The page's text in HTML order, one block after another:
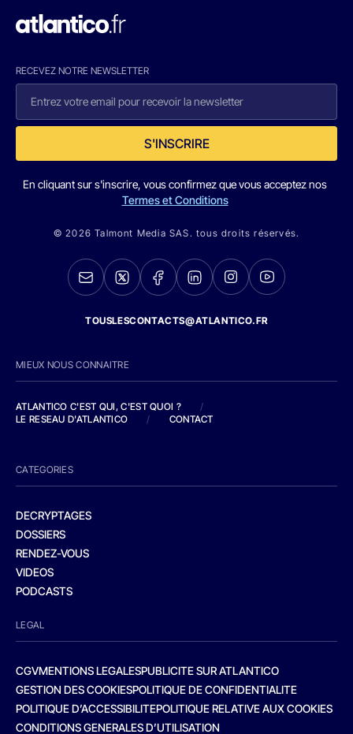
RECEVEZ NOTRE NEWSLETTER
S'INSCRIRE
En cliquant sur s'inscrire, vous confirmez que vous acceptez nos
Termes et Conditions
© 2026 Talmont Media SAS. tous droits réservés.
TOUSLESCONTACTS@ATLANTICO.FR
MIEUX NOUS CONNAITRE
ATLANTICO C'EST QUI, C'EST QUOI ?
/
LE RESEAU D'ATLANTICO
/ CONTACT
CATEGORIES
DECRYPTAGES
DOSSIERS
RENDEZ-VOUS
VIDEOS
PODCASTS
LEGAL
CGVMENTIONS LEGALESPUBLICITE SUR ATLANTICO
GESTION DES COOKIESPOLITIQUE DE CONFIDENTIALITE
POLITIQUE D’ACCESSIBILITEPOLITIQUE RELATIVE AUX COOKIES
CONDITIONS GENERALES D’UTILISATION